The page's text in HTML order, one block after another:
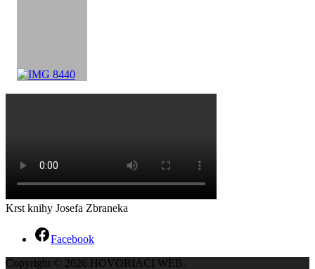
Krst knihy Josefa Zbraneka
Facebook
Copyright © 2026 HOVORIACI WEB.